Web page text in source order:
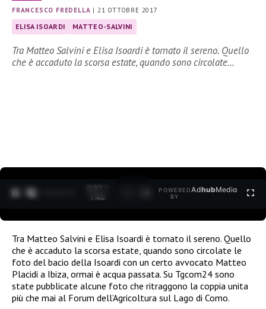
FRANCESCO FREDELLA | 21 OTTOBRE 2017
ELISA ISOARDI MATTEO-SALVINI
Tra Matteo Salvini e Elisa Isoardi è tornato il sereno. Quello
che è accaduto la scorsa estate, quando sono circolate…
0:27 /
1:40
POWERED
BY
AdhubMedia
Tra Matteo Salvini e Elisa Isoardi è tornato il sereno. Quello
che è accaduto la scorsa estate, quando sono circolate le
foto del bacio della Isoardi con un certo avvocato Matteo
Placidi a Ibiza, ormai è acqua passata. Su Tgcom24 sono
state pubblicate alcune foto che ritraggono la coppia unita
più che mai al Forum dell’Agricoltura sul Lago di Como.